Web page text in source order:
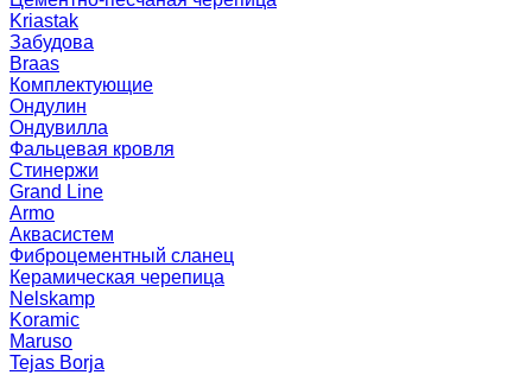
Kriastak
Забудова
Braas
Комплектующие
Ондулин
Ондувилла
Фальцевая кровля
Стинержи
Grand Line
Armo
Аквасистем
Фиброцементный сланец
Керамическая черепица
Nelskamp
Koramic
Maruso
Tejas Borja